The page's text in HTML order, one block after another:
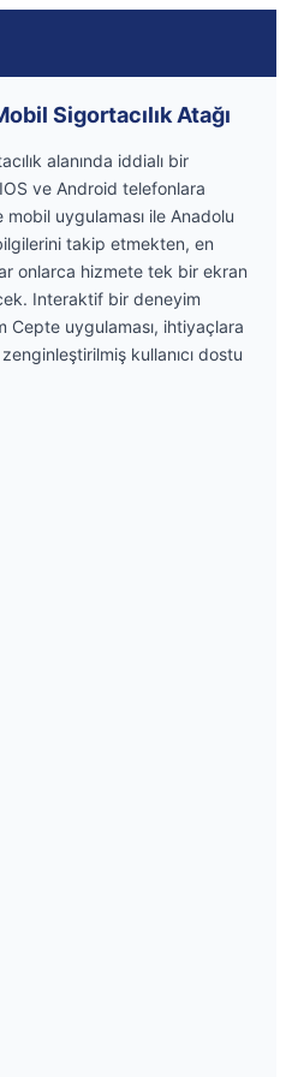
Sigortacılık Atağı
alanında iddialı bir
ve Android telefonlara
uygulaması ile Anadolu
takip etmekten, en
onlarca hizmete tek bir ekran
Interaktif bir deneyim
Cepte uygulaması, ihtiyaçlara
kullanıcı dostu